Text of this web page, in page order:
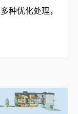
种优化处理，